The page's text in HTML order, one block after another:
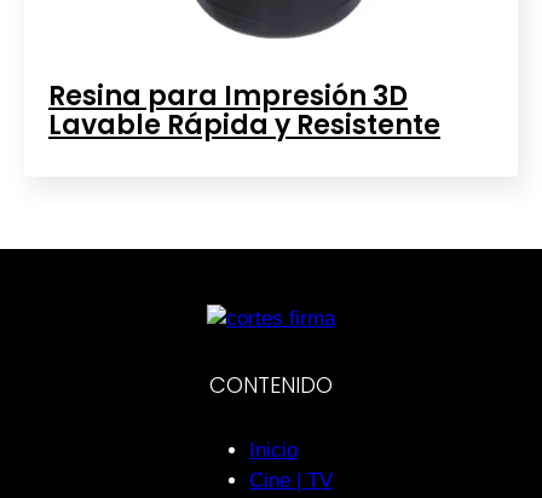
Resina para Impresión 3D
Lavable Rápida y Resistente
CONTENIDO
Inicio
Cine | TV